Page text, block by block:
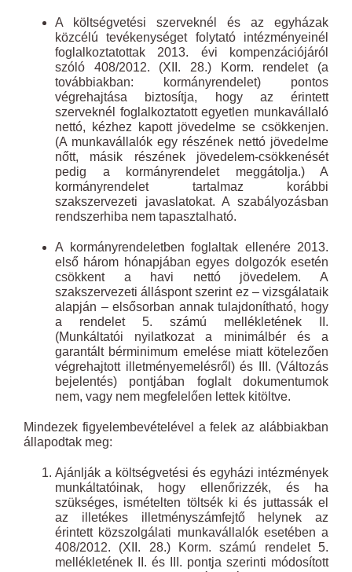
A költségvetési szerveknél és az egyházak
közcélú tevékenységet folytató intézményeinél
foglalkoztatottak 2013. évi kompenzációjáról
szóló 408/2012. (XII. 28.) Korm. rendelet (a
továbbiakban: kormányrendelet) pontos
végrehajtása biztosítja, hogy az érintett
szerveknél foglalkoztatott egyetlen munkavállaló
nettó, kézhez kapott jövedelme se csökkenjen.
(A munkavállalók egy részének nettó jövedelme
nőtt, másik részének jövedelem-csökkenését
pedig a kormányrendelet meggátolja.) A
kormányrendelet tartalmaz korábbi
szakszervezeti javaslatokat. A szabályozásban
rendszerhiba nem tapasztalható.
A kormányrendeletben foglaltak ellenére 2013.
első három hónapjában egyes dolgozók esetén
csökkent a havi nettó jövedelem. A
szakszervezeti álláspont szerint ez – vizsgálataik
alapján – elsősorban annak tulajdonítható, hogy
a rendelet 5. számú mellékletének II.
(Munkáltatói nyilatkozat a minimálbér és a
garantált bérminimum emelése miatt kötelezően
végrehajtott illetményemelésről) és III. (Változás
bejelentés) pontjában foglalt dokumentumok
nem, vagy nem megfelelően lettek kitöltve.
Mindezek figyelembevételével a felek az alábbiakban
állapodtak meg:
Ajánlják a költségvetési és egyházi intézmények
munkáltatóinak, hogy ellenőrizzék, és ha
szükséges, ismételten töltsék ki és juttassák el
az illetékes illetményszámfejtő helynek az
érintett közszolgálati munkavállalók esetében a
408/2012. (XII. 28.) Korm. számú rendelet 5.
mellékletének II. és III. pontja szerinti módosított